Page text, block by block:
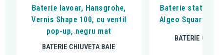
Baterie lavoar, Hansgrohe,
Vernis Shape 100, cu ventil
pop-up, negru mat
BATERIE CHIUVETA BAIE
Baterie stativa
Algeo Square,
BATERIE